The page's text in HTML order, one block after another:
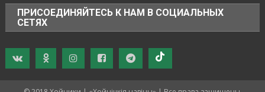
ПРИСОЕДИНЯЙТЕСЬ К НАМ В СОЦИАЛЬНЫХ
СЕТЯХ